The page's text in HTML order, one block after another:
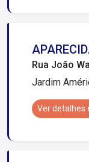
Rua João
Jardim
Ver detalhes